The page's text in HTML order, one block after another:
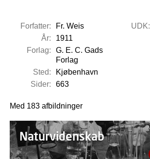
Forfatter:
Fr. Weis
År:
1911
Forlag:
G. E. C. Gads
Forlag
Sted:
Kjøbenhavn
Sider:
663
UDK:
Med 183 afbildninger
Naturvidenskab